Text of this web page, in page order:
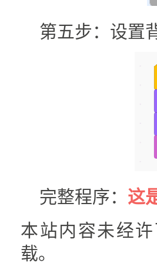
第五步：设置
完整程序： 这
本站内容未经
载。